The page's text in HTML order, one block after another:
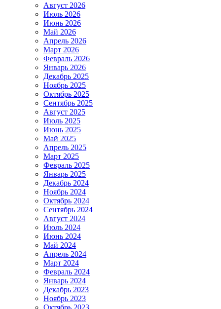
Август 2026
Июль 2026
Июнь 2026
Май 2026
Апрель 2026
Март 2026
Февраль 2026
Январь 2026
Декабрь 2025
Ноябрь 2025
Октябрь 2025
Сентябрь 2025
Август 2025
Июль 2025
Июнь 2025
Май 2025
Апрель 2025
Март 2025
Февраль 2025
Январь 2025
Декабрь 2024
Ноябрь 2024
Октябрь 2024
Сентябрь 2024
Август 2024
Июль 2024
Июнь 2024
Май 2024
Апрель 2024
Март 2024
Февраль 2024
Январь 2024
Декабрь 2023
Ноябрь 2023
Октябрь 2023